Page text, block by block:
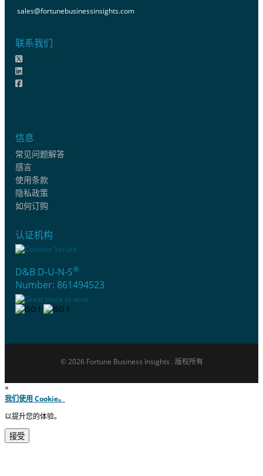
sales@fortunebusinessinsights.com
联系我们
信息
常见问题解答
感言
使用条款
隐私政策
如何订购
认证机构
D&B D-U-N-S®
Number: 861494523
© 2026 Fortune Business Insights . 版权所有
×
我们使用 Cookie。
以提升您的体验。
接受